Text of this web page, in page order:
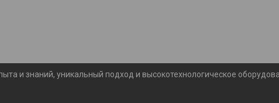
и знаний, уникальный подход и высокотехнологическое